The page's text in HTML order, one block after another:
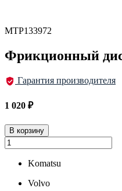
MTP133972
Фрикционный
Гарантия производителя
1 020 ₽
В корзину
Komatsu
Volvo